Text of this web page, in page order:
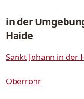
in der
Haide
Sankt Johann in der
Oberrohr